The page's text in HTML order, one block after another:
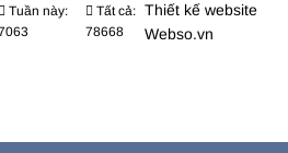
Tuần này:
Tất cả:
78668
Thiết kế website
Webso.vn